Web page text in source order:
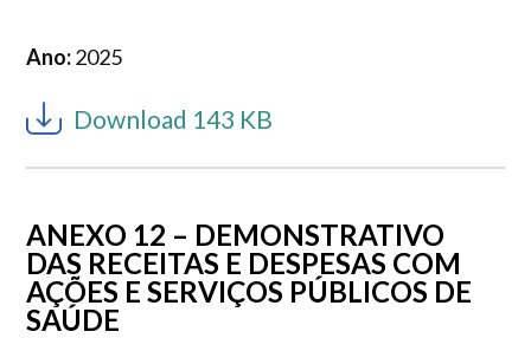
Ano:2025
Download 143 KB
ANEXO 12 – DEMONSTRATIVO
DAS RECEITAS E DESPESAS COM
AÇÕES E SERVIÇOS PÚBLICOS DE
SAÚDE